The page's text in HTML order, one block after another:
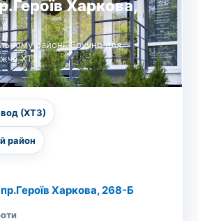
Харкова,
районі. Зручно для
ХТЗ.
(ХТЗ)
район
Харкова, 268-Б